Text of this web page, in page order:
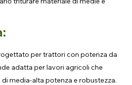
per trattori con potenza da
adatta per lavori agricoli che
media-alta potenza e robustezza.